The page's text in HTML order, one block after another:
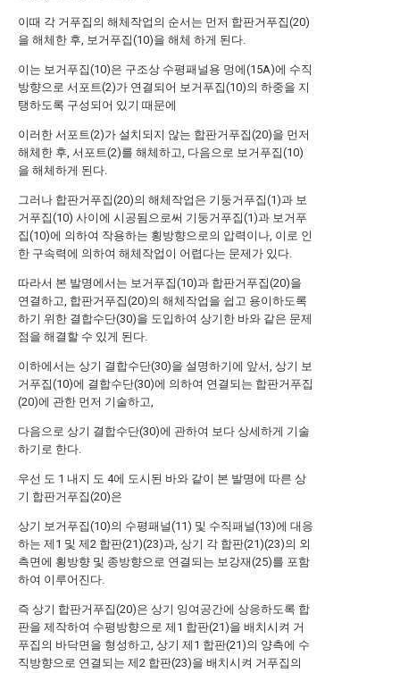
이때 각 거푸집의 해체작업의 순서는 먼저 합판거푸집(20)
을 해체한 후, 보거푸집(10)을 해체 하게 된다.
이는 보거푸집(10)은 구조상 수평패널용 멍에(15A)에 수직
방향으로 서포트(2)가 연결되어 보거푸집(10)의 하중을 지
탱하도록 구성되어 있기 때문에
이러한 서포트(2)가 설치되지 않는 합판거푸집(20)을 먼저
해체한 후, 서포트(2)를 해체하고, 다음으로 보거푸집(10)
을 해체하게 된다.
그러나 합판거푸집(20)의 해체작업은 기둥거푸집(1)과 보
거푸집(10) 사이에 시공됨으로써 기둥거푸집(1)과 보거푸
집(10)에 의하여 작용하는 횡방향으로의 압력이나, 이로 인
한 구속력에 의하여 해체작업이 어렵다는 문제가 있다.
따라서 본 발명에서는 보거푸집(10)과 합판거푸집(20)을
연결하고, 합판거푸집(20)의 해체작업을 쉽고 용이하도록
하기 위한 결합수단(30)을 도입하여 상기한 바와 같은 문제
점을 해결할 수 있게 된다.
이하에서는 상기 결합수단(30)을 설명하기에 앞서, 상기 보
거푸집(10)에 결합수단(30)에 의하여 연결되는 합판거푸집
(20)에 관한 먼저 기술하고,
다음으로 상기 결합수단(30)에 관하여 보다 상세하게 기술
하기로 한다.
우선 도 1 내지 도 4에 도시된 바와 같이 본 발명에 따른 상
기 합판거푸집(20)은
상기 보거푸집(10)의 수평패널(11) 및 수직패널(13)에 대응
하는 제1 및 제2 합판(21)(23)과, 상기 각 합판(21)(23)의 외
측면에 횡방향 및 종방향으로 연결되는 보강재(25)를 포함
하여 이루어진다.
즉 상기 합판거푸집(20)은 상기 잉여공간에 상응하도록 합
판을 제작하여 수평방향으로 제1 합판(21)을 배치시켜 거
푸집의 바닥면을 형성하고, 상기 제1 합판(21)의 양측에 수
직방향으로 연결되는 제2 합판(23)을 배치시켜 거푸집의